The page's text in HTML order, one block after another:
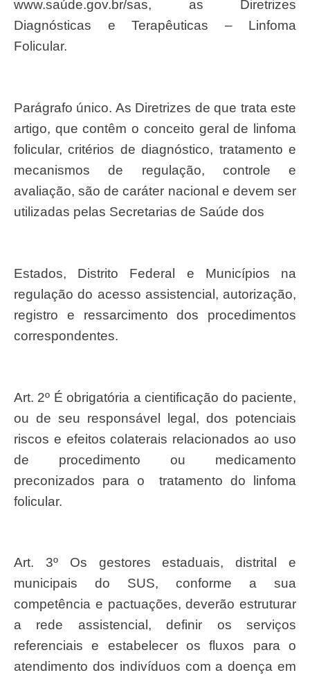
www.saúde.gov.br/sas, as Diretrizes
Diagnósticas e Terapêuticas – Linfoma
Folicular.
Parágrafo único. As Diretrizes de que trata este
artigo, que contêm o conceito geral de linfoma
folicular, critérios de diagnóstico, tratamento e
mecanismos de regulação, controle e
avaliação, são de caráter nacional e devem ser
utilizadas pelas Secretarias de Saúde dos
Estados, Distrito Federal e Municípios na
regulação do acesso assistencial, autorização,
registro e ressarcimento dos procedimentos
correspondentes.
Art. 2º É obrigatória a cientificação do paciente,
ou de seu responsável legal, dos potenciais
riscos e efeitos colaterais relacionados ao uso
de procedimento ou medicamento
preconizados para o tratamento do linfoma
folicular.
Art. 3º Os gestores estaduais, distrital e
municipais do SUS, conforme a sua
competência e pactuações, deverão estruturar
a rede assistencial, definir os serviços
referenciais e estabelecer os fluxos para o
atendimento dos indivíduos com a doença em